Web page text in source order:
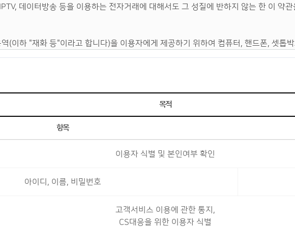
목적
항목
이용자 식별 및 본인여부 확인
아이디, 이름, 비밀번호
고객서비스 이용에 관한 통지,
CS대응을 위한 이용자 식별